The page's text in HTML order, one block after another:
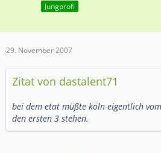
Jungprofi
29. November 2007
Zitat von dastalent71
bei dem etat müßte köln eigentlich
den ersten 3 stehen.